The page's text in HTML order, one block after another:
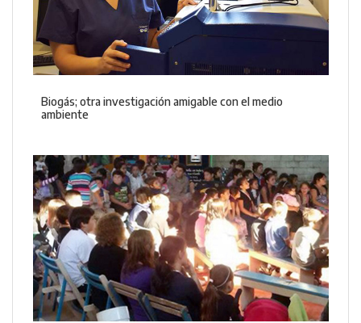
Biogás; otra investigación amigable con el medio
ambiente